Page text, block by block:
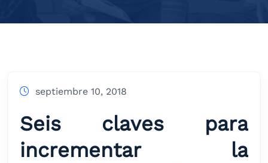
septiembre 10, 2018
Seis claves para
incrementar la